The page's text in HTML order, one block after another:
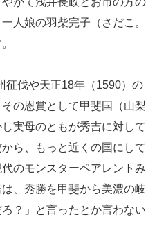
人娘の羽柴完子（さだこ。
伐や天正18年（1590）の
の恩賞として甲斐国（山梨
実母のともが秀吉に対して
ら、もっと近くの国にして
のモンスターペアレントみ
、秀勝を甲斐から美濃の岐
？」と言ったとか言わない